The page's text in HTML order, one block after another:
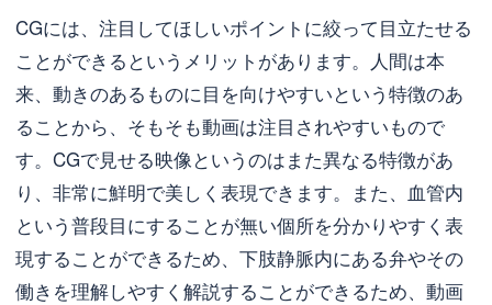
CGには、注目してほしいポイントに絞って目立たせる
ことができるというメリットがあります。人間は本
来、動きのあるものに目を向けやすいという特徴のあ
ることから、そもそも動画は注目されやすいもので
す。CGで見せる映像というのはまた異なる特徴があ
り、非常に鮮明で美しく表現できます。また、血管内
という普段目にすることが無い個所を分かりやすく表
現することができるため、下肢静脈内にある弁やその
働きを理解しやすく解説することができるため、動画